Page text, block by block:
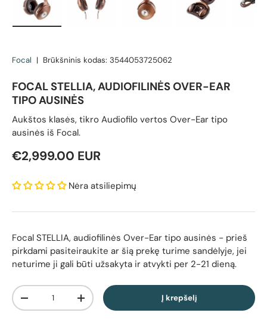
Focal | Brūkšninis kodas: 3544053725062
FOCAL STELLIA, AUDIOFILINĖS OVER-EAR
TIPO AUSINĖS
Aukštos klasės, tikro Audiofilo vertos Over-Ear tipo
ausinės iš Focal.
Reguliari kaina
€2,999.00 EUR
Nėra atsiliepimų
Focal STELLIA, audiofilinės Over-Ear tipo ausinės - prieš
pirkdami pasiteiraukite ar šią prekę turime sandėlyje, jei
neturime ji gali būti užsakyta ir atvykti per 2-21 dieną.
Kiekis
Sumažinti kiekįPadidinti kiekį Į krepšelį